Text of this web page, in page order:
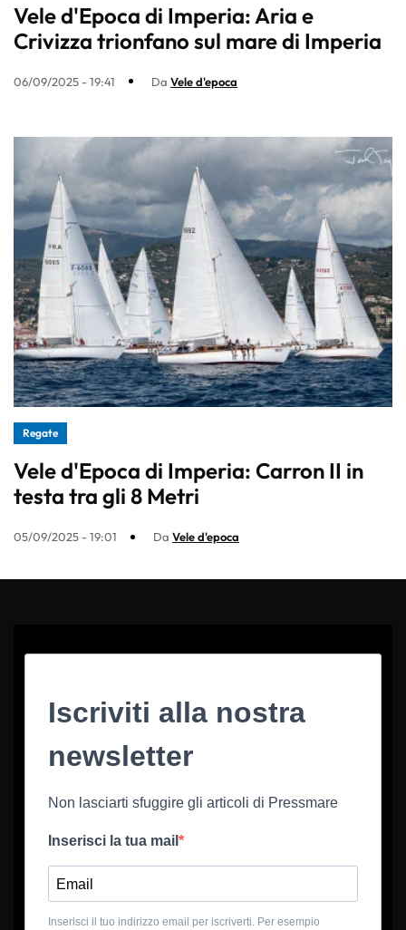
Vele d'Epoca di Imperia: Aria e
Crivizza trionfano sul mare di Imperia
06/09/2025 - 19:41 Da Vele d'epoca
Regate
Vele d'Epoca di Imperia: Carron II in
testa tra gli 8 Metri
05/09/2025 - 19:01 Da Vele d'epoca
Iscriviti alla nostra
newsletter
Non lasciarti sfuggire gli articoli di Pressmare
Inserisci la tua mail
Inserisci il tuo indirizzo email per iscriverti. Per esempio